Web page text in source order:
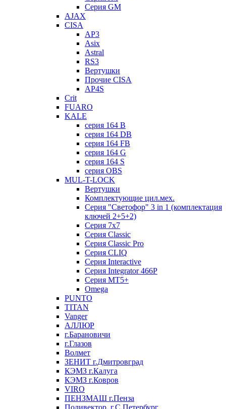
Серия GM
AJAX
CISA
AP3
Asix
Astral
RS3
Вертушки
Прочие CISA
AP4S
Crit
FUARO
KALE
серия 164 B
серия 164 DB
серия 164 FB
серия 164 G
серия 164 S
серия OBS
MUL-T-LOCK
Вертушки
Комплектующие цил.мех.
Серия "Светофор" 3 in 1 (комплектация
ключей 2+5+2)
Серия 7х7
Серия Classic
Серия Classic Pro
Серия CLIQ
Серия Interactive
Серия Integrator 466P
Серия MT5+
Omega
PUNTO
TITAN
Vanger
АЛЛЮР
г.Барановичи
г.Глазов
Волмет
ЗЕНИТ г.Дмитровград
КЭМЗ г.Калуга
КЭМЗ г.Ковров
VIRO
ПЕНЗМАШ г.Пенза
Поливектор, г.С.Петербург